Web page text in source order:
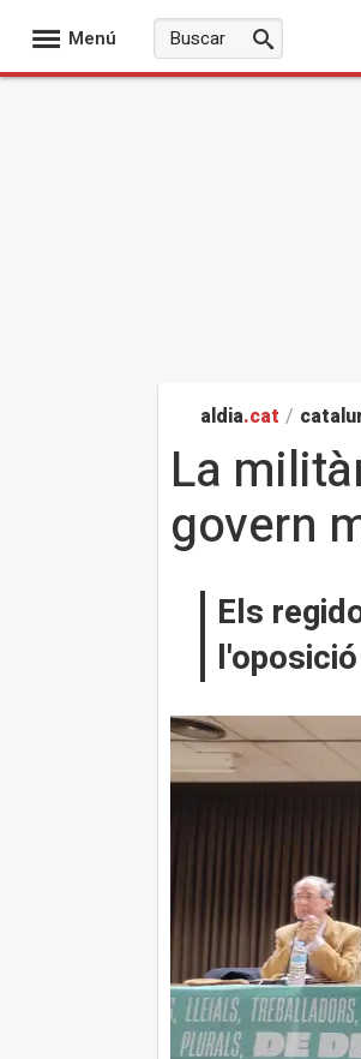
Menú
aldia.cat /
La
govern
Els
l'oposició